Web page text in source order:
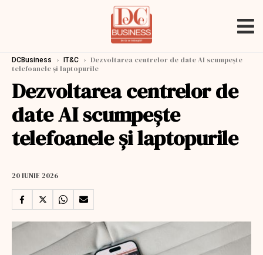
DCBusiness › IT&C › Dezvoltarea centrelor de date AI scumpeşte
telefoanele şi laptopurile
Dezvoltarea centrelor de
date AI scumpeşte
telefoanele şi laptopurile
20 IUNIE 2026